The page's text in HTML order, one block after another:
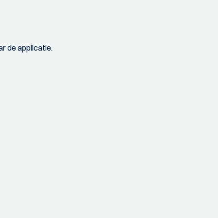
de applicatie.